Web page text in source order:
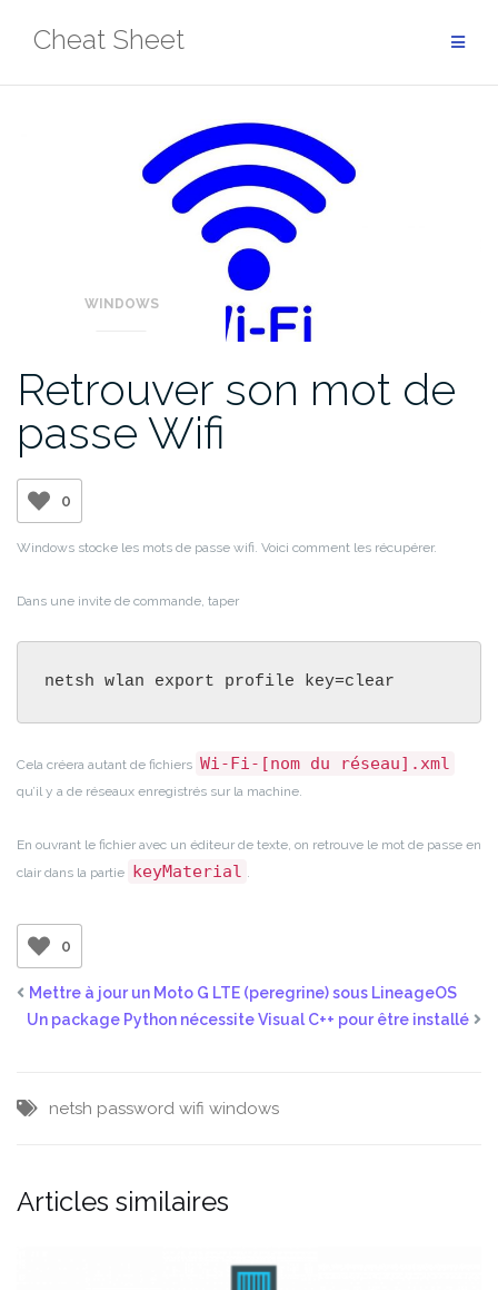
Cheat Sheet
WINDOWS
Retrouver son mot de
passe Wifi
0
Windows stocke les mots de passe wifi. Voici comment les récupérer.
Dans une invite de commande, taper
netsh wlan export profile key=clear
Cela créera autant de fichiers Wi-Fi-[nom du réseau].xml
qu’il y a de réseaux enregistrés sur la machine.
En ouvrant le fichier avec un éditeur de texte, on retrouve le mot de passe en
clair dans la partie
keyMaterial .
0
Mettre à jour un Moto G LTE (peregrine) sous LineageOS
Un package Python nécessite Visual C++ pour être installé
netsh password wifi windows
Articles similaires